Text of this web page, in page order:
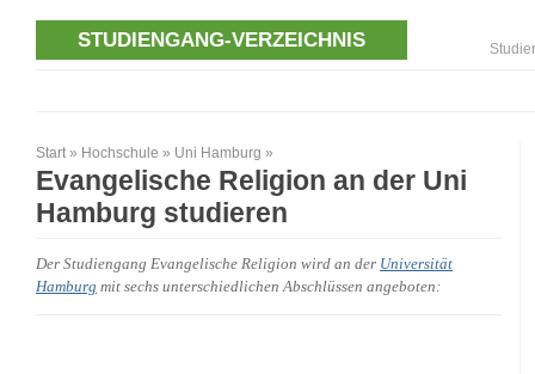
STUDIENGANG-VERZEICHNIS
Start » Hochschule » Uni Hamburg »
Evangelische Religion an der Uni
Hamburg studieren
Der Studiengang Evangelische Religion wird an der Universität
Hamburg mit sechs unterschiedlichen Abschlüssen angeboten: